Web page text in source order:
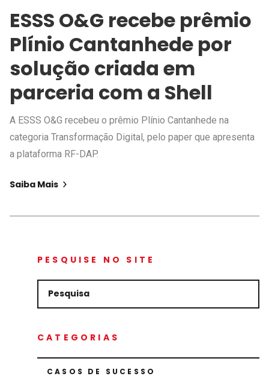
ESSS O&G recebe prêmio
Plínio Cantanhede por
solução criada em
parceria com a Shell
A ESSS O&G recebeu o prêmio Plínio Cantanhede na
categoria Transformação Digital, pelo paper que apresenta
a plataforma RF-DAP.
Saiba Mais
PESQUISE NO SITE
CATEGORIAS
CASOS DE SUCESSO